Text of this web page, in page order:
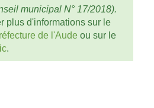
municipal N° 17/2018).
plus d'informations sur le
de l'Aude ou sur le
.